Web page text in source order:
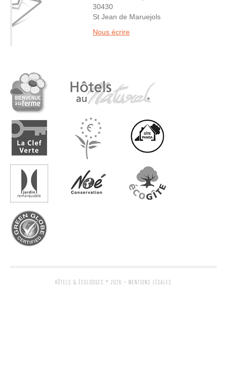
30430
St Jean de Maruejols
Nous écrire
HÔTELS & ÉCOLODGES ® 2026 • MENTIONS LÉGALES